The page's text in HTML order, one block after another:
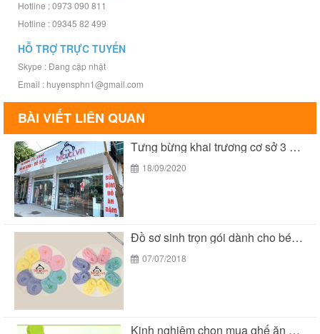
Hotline : 0973 090 811
Hotline : 09345 82 499
HỖ TRỢ TRỰC TUYẾN
Skype : Đang cập nhật
Email : huyensphn1@gmail.com
BÀI VIẾT LIÊN QUAN
Tưng bừng khai trương cơ sở 3 của Bé...
18/09/2020
Đồ sơ sinh trọn gói dành cho bé yêu...
07/07/2018
Kinh nghiệm chọn mua ghế ăn dặm cho bé